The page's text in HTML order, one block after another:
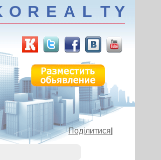
O R E A L T Y
Поділитися